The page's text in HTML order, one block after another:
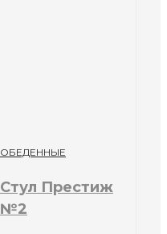
ОБЕДЕННЫЕ
Стул Престиж
№2